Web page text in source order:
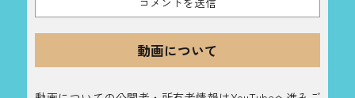
動画について